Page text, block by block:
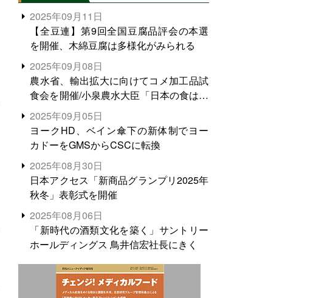
2025年09月11日
【全豆連】第9回全国豆腐品評会の本選
を開催、木綿豆腐は多様化がみられる
2025年09月08日
農水省、輸出拡大に向けてコメ加工品試
食会を開催/小泉農水大臣「日本の食は世
界でトップをとれる。米増産に向けて、
米輸出需要の拡大を」
2025年09月05日
ヨークHD、ベイン傘下の新体制でヨー
カドーをGMSからCSCに転換
2025年08月30日
日本アクセス「新商品グランプリ2025年
秋冬」表彰式を開催
2025年08月06日
「新時代の酒類文化を築く」サントリー
ホールディングス 鳥井信宏社長にきく